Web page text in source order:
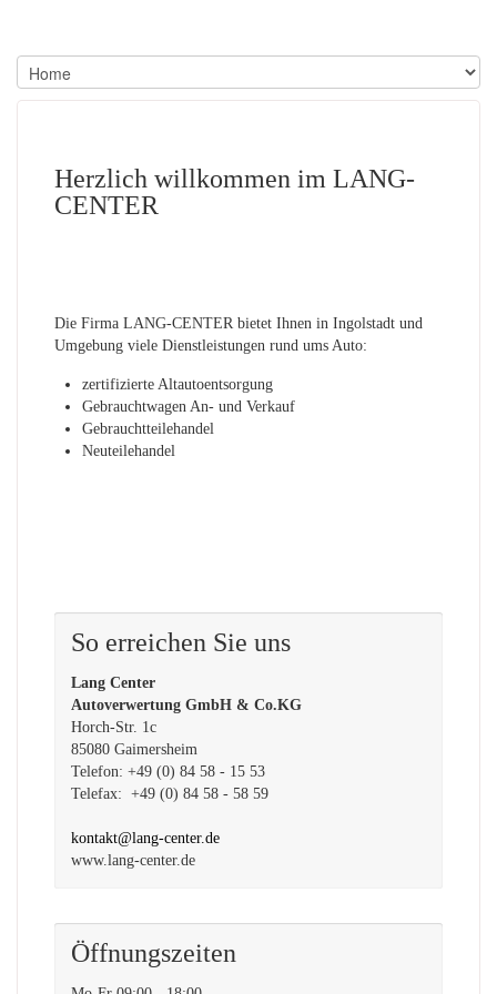
Herzlich willkommen im LANG-
CENTER
Die Firma LANG-CENTER bietet Ihnen in Ingolstadt und
Umgebung viele Dienstleistungen rund ums Auto:
zertifizierte Altautoentsorgung
Gebrauchtwagen An- und Verkauf
Gebrauchtteilehandel
Neuteilehandel
So erreichen Sie uns
Lang Center
Autoverwertung GmbH & Co.KG
Horch-Str. 1c
85080 Gaimersheim
Telefon: +49 (0) 84 58 - 15 53
Telefax: +49 (0) 84 58 - 58 59
kontakt@lang-center.de
www.lang-center.de
Öffnungszeiten